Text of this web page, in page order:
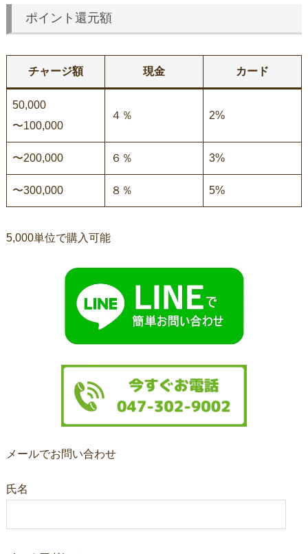
ポイント還元額
チャージ額 現金 カード
50,000
〜100,000
４％ 2%
〜200,000 ６％ 3%
〜300,000 ８％ 5%
5,000単位で購入可能
メールでお問い合わせ
氏名